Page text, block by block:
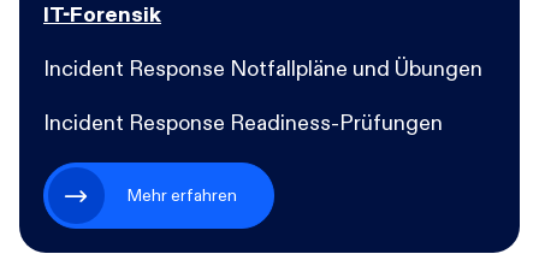
IT-Forensik
Incident Response Notfallpläne und Übungen
Incident Response Readiness-Prüfungen
Mehr erfahren